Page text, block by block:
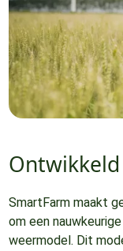
SmartFarm maakt
om een
weermodel. Dit